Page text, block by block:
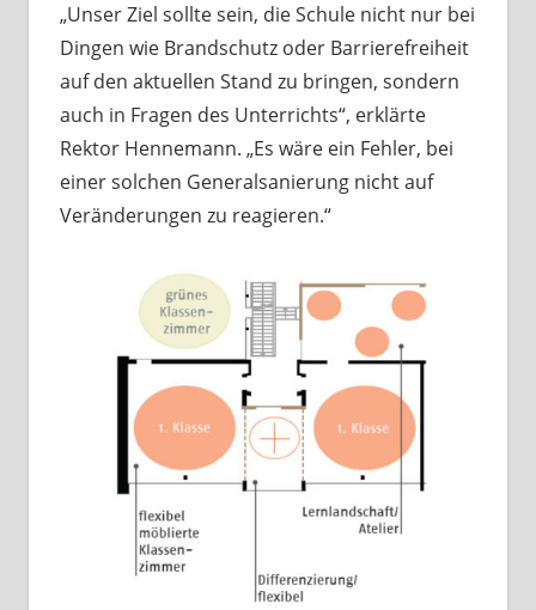
„Unser Ziel sollte sein, die Schule nicht nur bei
Dingen wie Brandschutz oder Barrierefreiheit
auf den aktuellen Stand zu bringen, sondern
auch in Fragen des Unterrichts“, erklärte
Rektor Hennemann. „Es wäre ein Fehler, bei
einer solchen Generalsanierung nicht auf
Veränderungen zu reagieren.“